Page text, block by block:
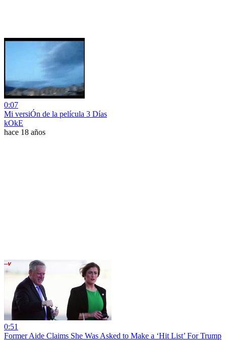
0:07
Mi versiÓn de la película 3 Días
kOkE
hace 18 años
0:51
Former Aide Claims She Was Asked to Make a ‘Hit List’ For Trump